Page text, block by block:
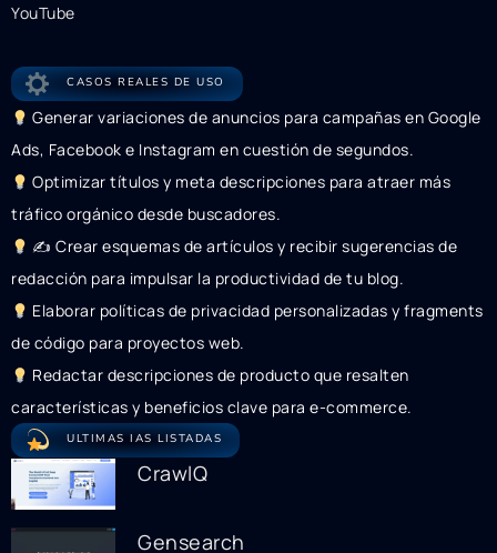
CASOS REALES DE USO
Generar variaciones de anuncios para campañas en Google
Ads, Facebook e Instagram en cuestión de segundos.
Optimizar títulos y meta descripciones para atraer más
tráfico orgánico desde buscadores.
✍ Crear esquemas de artículos y recibir sugerencias de
redacción para impulsar la productividad de tu blog.
Elaborar políticas de privacidad personalizadas y fragments
de código para proyectos web.
Redactar descripciones de producto que resalten
características y beneficios clave para e-commerce.
ULTIMAS IAS LISTADAS
CrawlQ
Gensearch
YouTube